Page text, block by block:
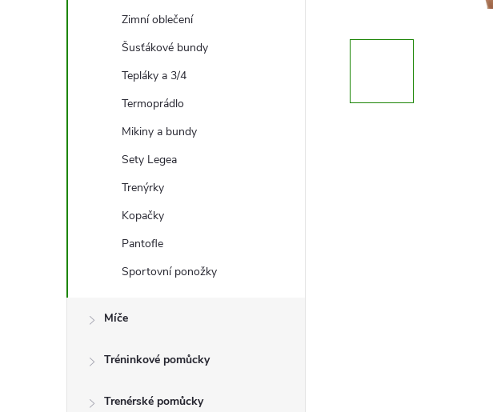
l
Zimní oblečení
Šusťákové bundy
Tepláky a 3/4
Termoprádlo
Mikiny a bundy
Sety Legea
Trenýrky
Kopačky
Pantofle
Sportovní ponožky
Míče
Tréninkové pomůcky
Trenérské pomůcky